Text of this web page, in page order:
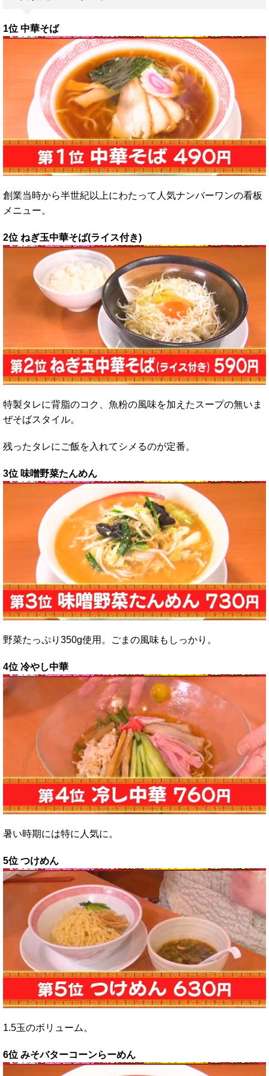
1位 中華そば
創業当時から半世紀以上にわたって人気ナンバーワンの看板
メニュー。
2位 ねぎ玉中華そば(ライス付き)
特製タレに背脂のコク、魚粉の風味を加えたスープの無いま
ぜそばスタイル。
残ったタレにご飯を入れてシメるのが定番。
3位 味噌野菜たんめん
野菜たっぷり350g使用。ごまの風味もしっかり。
4位 冷やし中華
暑い時期には特に人気に。
5位 つけめん
1.5玉のボリューム。
6位 みそバターコーンらーめん